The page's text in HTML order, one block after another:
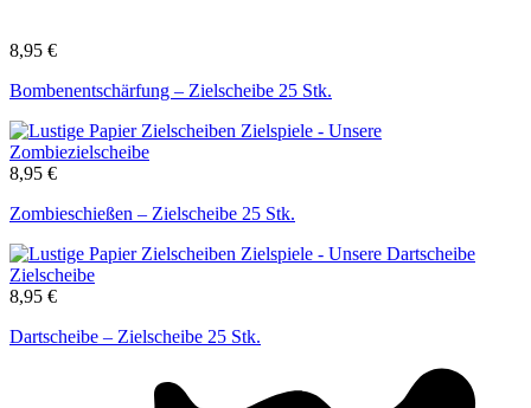
8,95 €
Bombenentschärfung – Zielscheibe 25 Stk.
8,95 €
Zombieschießen – Zielscheibe 25 Stk.
8,95 €
Dartscheibe – Zielscheibe 25 Stk.